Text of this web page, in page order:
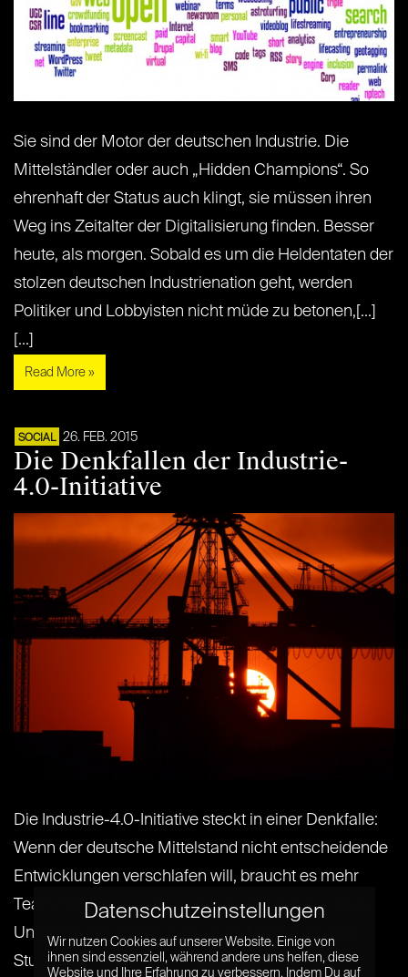
Sie sind der Motor der deutschen Industrie. Die
Mittelständler oder auch „Hidden Champions“. So
ehrenhaft der Status auch klingt, sie müssen ihren
Weg ins Zeitalter der Digitalisierung finden. Besser
heute, als morgen. Sobald es um die Heldentaten der
stolzen deutschen Industrienation geht, werden
Politiker und Lobbyisten nicht müde zu betonen,[...]
[...]
Read More »
SOCIAL 26. FEB. 2015
Die Denkfallen der Industrie-
4.0-Initiative
Die Industrie-4.0-Initiative steckt in einer Denkfalle:
Wenn der deutsche Mittelstand nicht entscheidende
Entwicklungen verschlafen will, braucht es mehr
Team-Spirit und weniger Normierungswahn. Viele
Unternehmen haben nach einer Mind-Business-
Studie noch nicht den Einstieg in den digitalen
Datenschutzeinstellungen
Wir nutzen Cookies auf unserer Website. Einige von
ihnen sind essenziell, während andere uns helfen, diese
Website und Ihre Erfahrung zu verbessern. Indem Du auf